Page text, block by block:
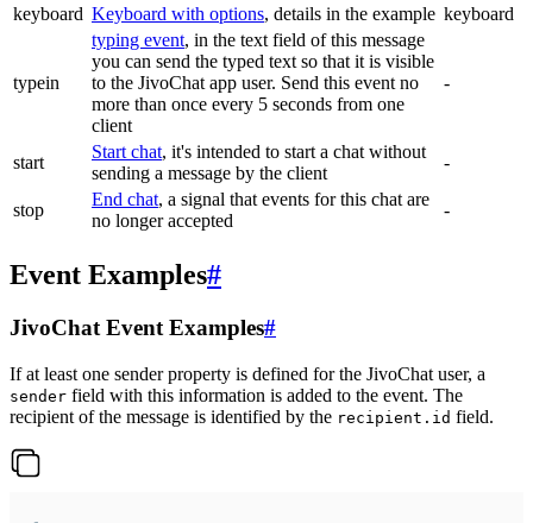
keyboard Keyboard with options, details in the example keyboard
typein
typing event, in the text field of this message
you can send the typed text so that it is visible
to the JivoChat app user. Send this event no
more than once every 5 seconds from one
client
-
start
Start chat, it's intended to start a chat without
sending a message by the client
-
stop
End chat, a signal that events for this chat are
no longer accepted
-
Event Examples#
JivoChat Event Examples#
If at least one sender property is defined for the JivoChat user, a
sender field with this information is added to the event. The
recipient of the message is identified by the recipient.id field.